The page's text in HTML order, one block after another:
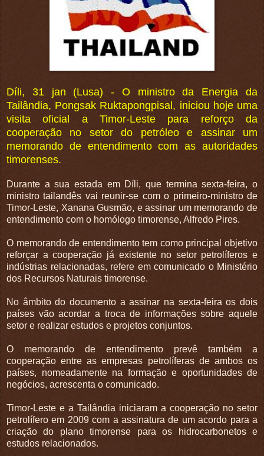
Díli, 31 jan (Lusa) - O ministro da Energia da
Tailândia, Pongsak Ruktapongpisal, iniciou hoje uma
visita oficial a Timor-Leste para reforço da
cooperação no setor do petróleo e assinar um
memorando de entendimento com as autoridades
timorenses.
Durante a sua estada em Díli, que termina sexta-feira, o
ministro tailandês vai reunir-se com o primeiro-ministro de
Timor-Leste, Xanana Gusmão, e assinar um memorando de
entendimento com o homólogo timorense, Alfredo Pires.
O memorando de entendimento tem como principal objetivo
reforçar a cooperação já existente no setor petrolíferos e
indústrias relacionadas, refere em comunicado o Ministério
dos Recursos Naturais timorense.
No âmbito do documento a assinar na sexta-feira os dois
países vão acordar a troca de informações sobre aquele
setor e realizar estudos e projetos conjuntos.
O memorando de entendimento prevê também a
cooperação entre as empresas petrolíferas de ambos os
países, nomeadamente na formação e oportunidades de
negócios, acrescenta o comunicado.
Timor-Leste e a Tailândia iniciaram a cooperação no setor
petrolífero em 2009 com a assinatura de um acordo para a
criação do plano timorense para os hidrocarbonetos e
estudos relacionados.